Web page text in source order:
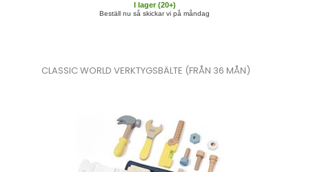
I lager (20+)
Beställ nu så skickar vi på måndag
CLASSIC WORLD VERKTYGSBÄLTE (FRÅN 36 MÅN)